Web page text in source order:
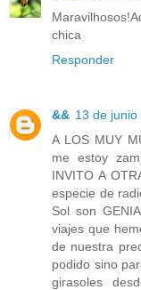
chica
Responder
&& 13 de
A LOS MUY
me estoy
INVITO A
especie de
Sol son
viajes que
de nuestra
podido sino
girasoles